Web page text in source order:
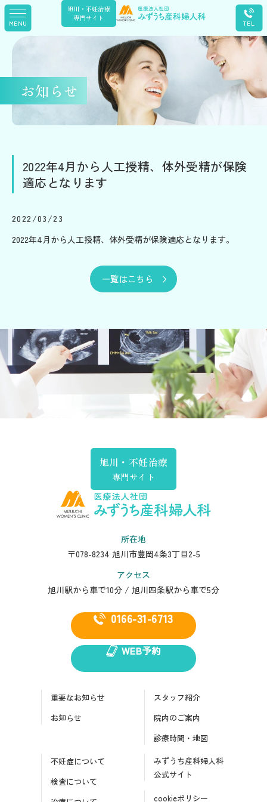
旭川・不妊治療
専門サイト
お知らせ
2022年4月から人工授精、体外受精が保険
適応となります
2022/03/23
2022年4月から人工授精、体外受精が保険適応となります。
一覧はこちら
旭川・不妊治療
専門サイト
所在地
〒078-8234 旭川市豊岡4条3丁目2-5
アクセス
旭川駅から車で10分 / 旭川四条駅から車で5分
0166-31-6713
WEB予約
重要なお知らせ
お知らせ
スタッフ紹介
院内のご案内
診療時間・地図
不妊症について
検査について
みずうち産科婦人科
公式サイト
cookieポリシー